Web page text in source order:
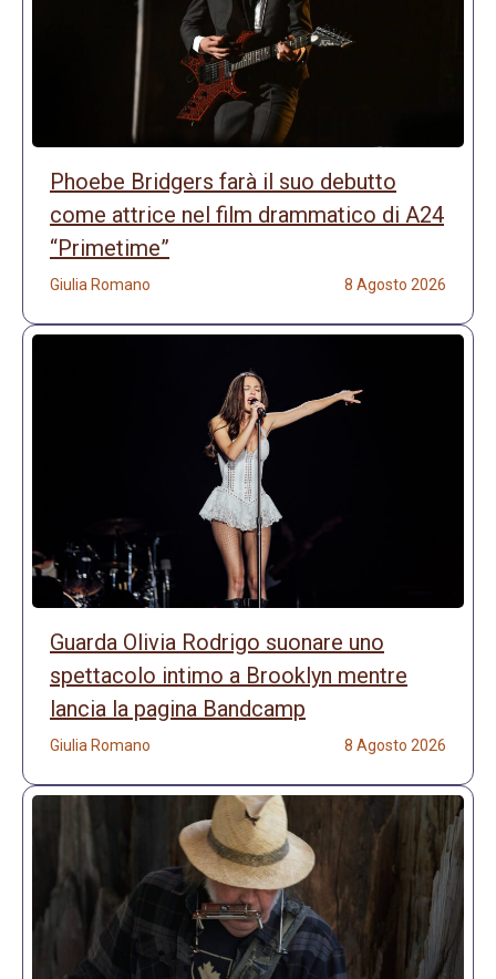
Phoebe Bridgers farà il suo debutto
come attrice nel film drammatico di A24
“Primetime”
Giulia Romano 8 Agosto 2026
Guarda Olivia Rodrigo suonare uno
spettacolo intimo a Brooklyn mentre
lancia la pagina Bandcamp
Giulia Romano 8 Agosto 2026